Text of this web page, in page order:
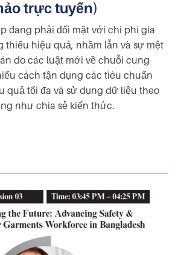
trực tuyến)
đang phải đối mặt với chi phí gia
thiếu hiệu quả, nhầm lẫn và sự mệt
do các luật mới về chuỗi cung
cách tận dụng các tiêu chuẩn
quả tối đa và sử dụng dữ liệu theo
như chia sẻ kiến thức.